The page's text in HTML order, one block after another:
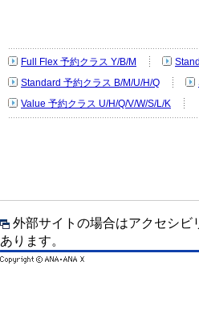
Full Flex 予約クラス Y/B/M
Standard 予約クラス B/M/U/H/Q
Value 予約クラス U/H/Q/V/W/S/L/K
外部サイトの場合はアクセシ
あります。